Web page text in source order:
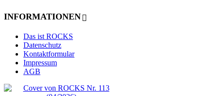
INFORMATIONEN
Das ist ROCKS
Datenschutz
Kontaktformular
Impressum
AGB